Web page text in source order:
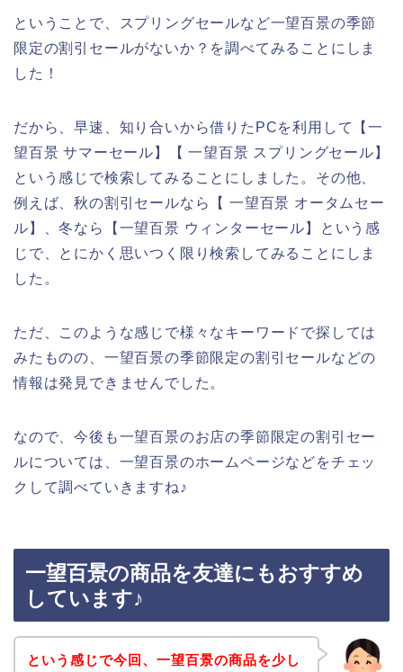
ということで、スプリングセールなど一望百景の季節
限定の割引セールがないか？を調べてみることにしま
した！
だから、早速、知り合いから借りたPCを利用して【一
望百景 サマーセール】【 一望百景 スプリングセール】
という感じで検索してみることにしました。その他、
例えば、秋の割引セールなら【 一望百景 オータムセー
ル】、冬なら【一望百景 ウィンターセール】という感
じで、とにかく思いつく限り検索してみることにしま
した。
ただ、このような感じで様々なキーワードで探しては
みたものの、一望百景の季節限定の割引セールなどの
情報は発見できませんでした。
なので、今後も一望百景のお店の季節限定の割引セー
ルについては、一望百景のホームページなどをチェッ
クして調べていきますね♪
一望百景の商品を友達にもおすすめ
しています♪
という感じで今回、一望百景の商品を少し